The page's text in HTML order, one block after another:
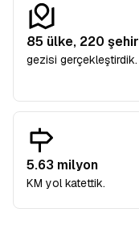
85 ülke, 220 şehir
gezisi gerçekleştirdik.
5.63 milyon
KM yol katettik.